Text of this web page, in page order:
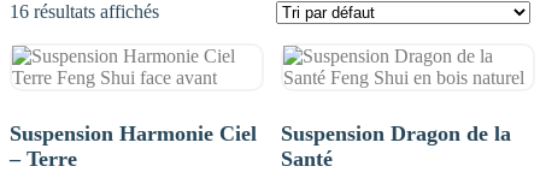
16 résultats affichés
Suspension Harmonie Ciel
– Terre
Suspension Dragon de la
Santé